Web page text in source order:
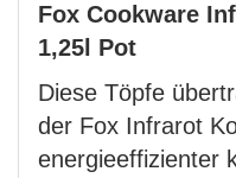
Fox Cookware
1,25l Pot
Diese Töpfe
der Fox Infrarot
energieeffizienter